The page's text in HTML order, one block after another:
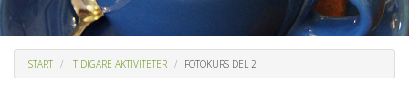
START TIDIGARE AKTIVITETER FOTOKURS DEL 2